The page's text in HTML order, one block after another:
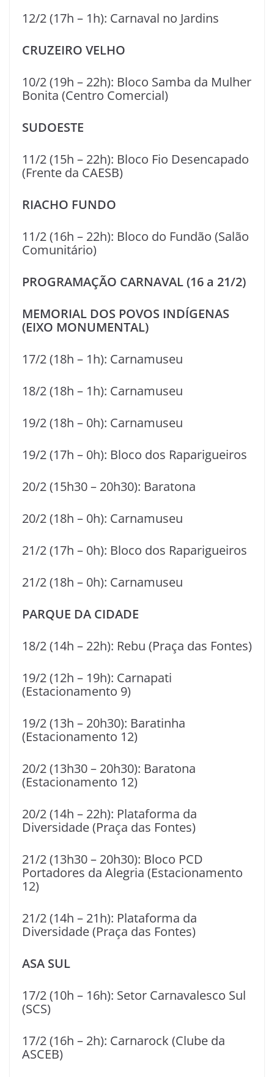
12/2 (17h – 1h): Carnaval no Jardins
CRUZEIRO VELHO
10/2 (19h – 22h): Bloco Samba da Mulher
Bonita (Centro Comercial)
SUDOESTE
11/2 (15h – 22h): Bloco Fio Desencapado
(Frente da CAESB)
RIACHO FUNDO
11/2 (16h – 22h): Bloco do Fundão (Salão
Comunitário)
PROGRAMAÇÃO CARNAVAL (16 a 21/2)
MEMORIAL DOS POVOS INDÍGENAS
(EIXO MONUMENTAL)
17/2 (18h – 1h): Carnamuseu
18/2 (18h – 1h): Carnamuseu
19/2 (18h – 0h): Carnamuseu
19/2 (17h – 0h): Bloco dos Raparigueiros
20/2 (15h30 – 20h30): Baratona
20/2 (18h – 0h): Carnamuseu
21/2 (17h – 0h): Bloco dos Raparigueiros
21/2 (18h – 0h): Carnamuseu
PARQUE DA CIDADE
18/2 (14h – 22h): Rebu (Praça das Fontes)
19/2 (12h – 19h): Carnapati
(Estacionamento 9)
19/2 (13h – 20h30): Baratinha
(Estacionamento 12)
20/2 (13h30 – 20h30): Baratona
(Estacionamento 12)
20/2 (14h – 22h): Plataforma da
Diversidade (Praça das Fontes)
21/2 (13h30 – 20h30): Bloco PCD
Portadores da Alegria (Estacionamento
12)
21/2 (14h – 21h): Plataforma da
Diversidade (Praça das Fontes)
ASA SUL
17/2 (10h – 16h): Setor Carnavalesco Sul
(SCS)
17/2 (16h – 2h): Carnarock (Clube da
ASCEB)